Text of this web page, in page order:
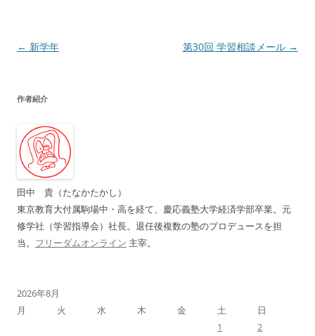
投
ビ
ー
シ
ョ
ン
← 新学年 第30回 学習相談メール →
作者紹介
田中 貴（たなかたかし）
東京教育大付属駒場中・高を経て、慶応義塾大学経済学部卒業。元
修学社（学習指導会）社長。退任後複数の塾のプロデュースを担
当。 フリーダムオンライン 主宰。
2026年8月
月
火 水 木 金 土
日
1
2